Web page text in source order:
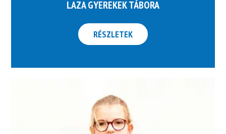
LAZA GYEREKEK TÁBORA
RÉSZLETEK